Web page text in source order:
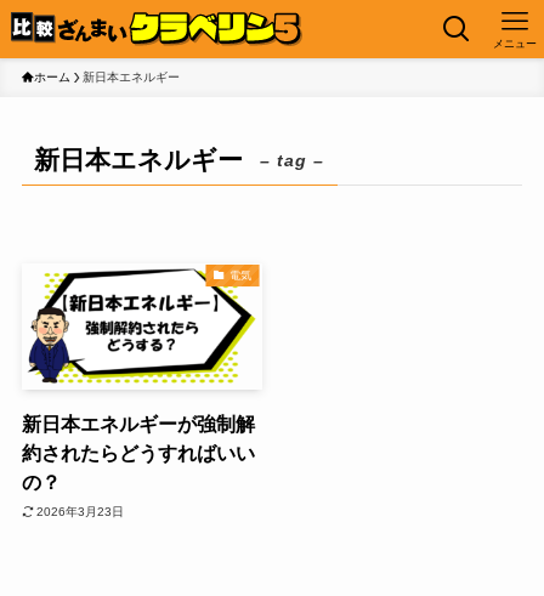
メニュー
ホーム 新日本エネルギー
新日本エネルギー – tag –
電気
新日本エネルギーが強制解
約されたらどうすればいい
の？
2026年3月23日